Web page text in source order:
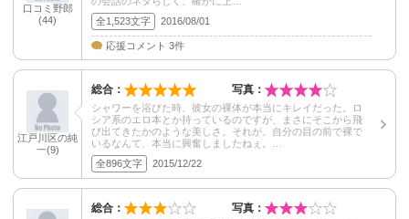
口コミ野郎
(44)
全1,523文字
2016/08/01
応援コメント 3件
江戸川区の純
一(9)
総合： 写真：
シャワーを浴びた時、彼女の裸体が本当にキレイだった。ロ
シア系のエロ本とか持っているのですが、まさにそこから飛
び出てきたかのような美しさ。それが、自分の目の前で裸で
いるなんて、本当に興奮しましたねぇ。…
全896文字
2015/12/22
総合： 写真：